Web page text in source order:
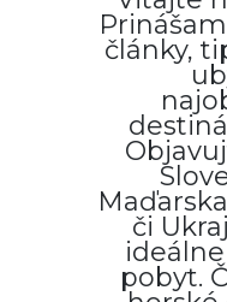
články,
či
pobyt.